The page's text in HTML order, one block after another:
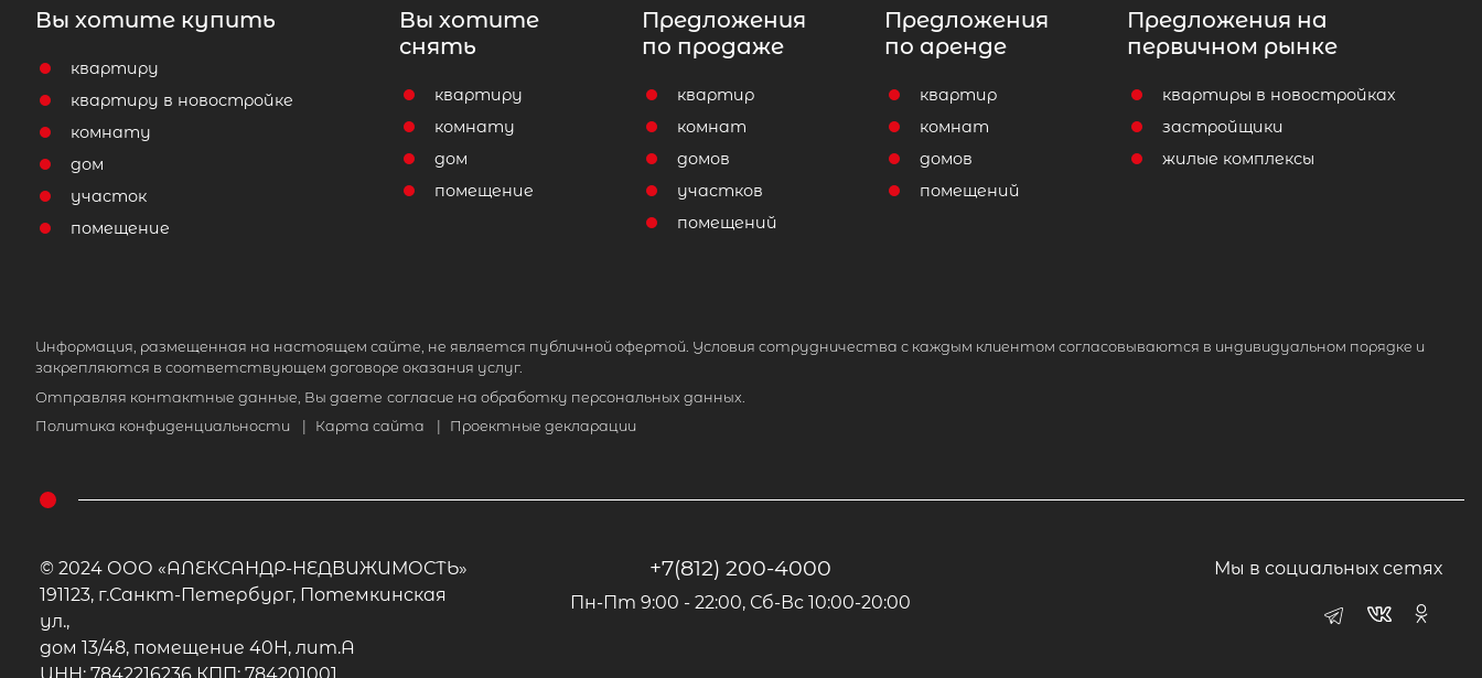
Вы хотите купить
квартиру
квартиру в новостройке
комнату
дом
участок
помещение
Вы хотите
снять
квартиру
комнату
дом
помещение
Предложения
по продаже
квартир
комнат
домов
участков
помещений
Предложения
по аренде
квартир
комнат
домов
помещений
Предложения на
первичном рынке
квартиры в новостройках
застройщики
жилые комплексы
Информация, размещенная на настоящем сайте, не является публичной офертой. Условия сотрудничества с каждым клиентом согласовываются в индивидуальном порядке и
закрепляются в соответствующем договоре оказания услуг.
Отправляя контактные данные, Вы даете согласие на обработку персональных данных.
Политика конфиденциальности
Карта сайта Проектные декларации
© 2024 ООО «АЛЕКСАНДР-НЕДВИЖИМОСТЬ»
191123, г.Санкт-Петербург, Потемкинская
ул.,
дом 13/48, помещение 40Н, лит.А
+7(812) 200-4000
Пн-Пт 9:00 - 22:00, Сб-Вс 10:00-20:00
Мы в социальных сетях